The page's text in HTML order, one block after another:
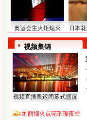
奥运会主火炬熄灭 日本
视频集锦
视频直播奥运闭幕式盛况
·
·
·
绚丽烟火点亮璀璨夜空